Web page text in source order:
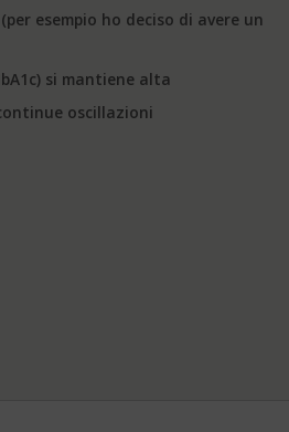
esempio ho deciso di avere un
si mantiene alta
oscillazioni